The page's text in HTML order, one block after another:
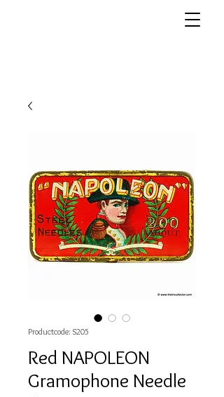
Productcode: S205
Red NAPOLEON
Gramophone Needle